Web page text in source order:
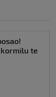
te